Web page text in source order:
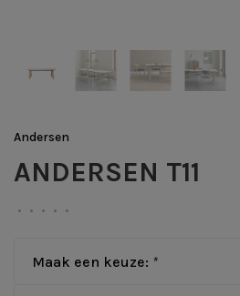
Andersen
ANDERSEN T11
• • • • •
Maak een keuze: *